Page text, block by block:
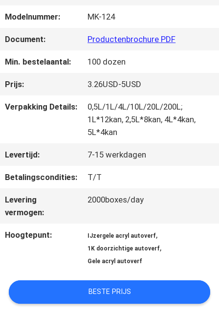
KWALITEITSCONTROLE
CONTACTEER
NIEUWS
VRAAG
EEN
OFFERTE
SITEMAP
Modelnummer: MK-124
Document: Productenbrochure PDF
Min. bestelaantal: 100 dozen
Prijs: 3.26USD-5USD
Verpakking Details:
0,5L/1L/4L/10L/20L/200L;
1L*12kan, 2,5L*8kan, 4L*4kan,
5L*4kan
Levertijd: 7-15 werkdagen
Betalingscondities: T/T
Levering
vermogen:
2000boxes/day
Hoogtepunt: IJzergele acryl autoverf,
1K doorzichtige autoverf,
Gele acryl autoverf
BESTE PRIJS